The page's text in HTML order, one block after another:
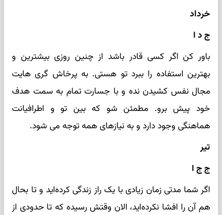
خرداد
ج د ا
باور کن اگر کسی قادر باشد از چنین روزی بیشترین و
بهترین استفاده را ببرد تو هستی. به پرخاش گری هایت
مجال نفس کشیدن نده و با جسارت تمام به سمت هدف
خود پیش برو. مطمئن شو که بین تو و اطرافیانت
هماهنگی وجود دارد و به نیازهای همه توجه می شود.
تیر
ج ج ا
اگر شما مدتی زمان زیادی با یک راز زندگی کرده‌اید و تا بحال
هم آن را افشا نکرده‌اید، الان وقتش رسیده که تا حدودی از